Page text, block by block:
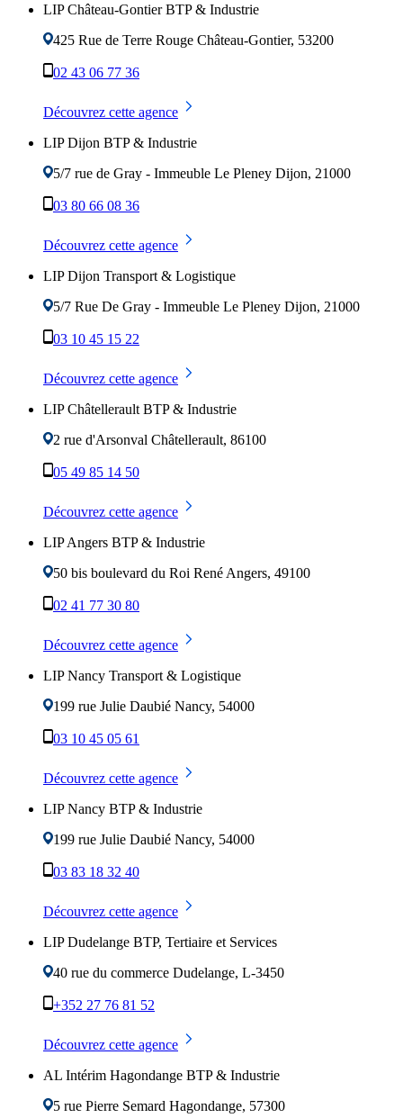
LIP Château-Gontier BTP & Industrie
425 Rue de Terre Rouge Château-Gontier, 53200
02 43 06 77 36
Découvrez cette agence
LIP Dijon BTP & Industrie
5/7 rue de Gray - Immeuble Le Pleney Dijon, 21000
03 80 66 08 36
Découvrez cette agence
LIP Dijon Transport & Logistique
5/7 Rue De Gray - Immeuble Le Pleney Dijon, 21000
03 10 45 15 22
Découvrez cette agence
LIP Châtellerault BTP & Industrie
2 rue d'Arsonval Châtellerault, 86100
05 49 85 14 50
Découvrez cette agence
LIP Angers BTP & Industrie
50 bis boulevard du Roi René Angers, 49100
02 41 77 30 80
Découvrez cette agence
LIP Nancy Transport & Logistique
199 rue Julie Daubié Nancy, 54000
03 10 45 05 61
Découvrez cette agence
LIP Nancy BTP & Industrie
199 rue Julie Daubié Nancy, 54000
03 83 18 32 40
Découvrez cette agence
LIP Dudelange BTP, Tertiaire et Services
40 rue du commerce Dudelange, L-3450
+352 27 76 81 52
Découvrez cette agence
AL Intérim Hagondange BTP & Industrie
5 rue Pierre Semard Hagondange, 57300